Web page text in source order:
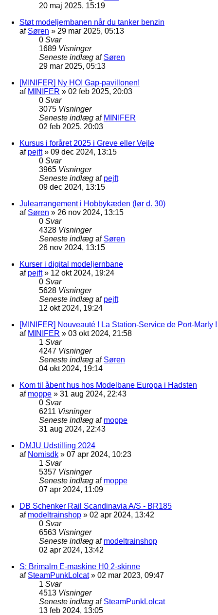
20 maj 2025, 15:19
Støt modeljernbanen når du tanker benzin
af Søren » 29 mar 2025, 05:13
0 Svar
1689 Visninger
Seneste indlæg af Søren
29 mar 2025, 05:13
[MINIFER] Ny HO! Gap-pavillonen!
af MINIFER » 02 feb 2025, 20:03
0 Svar
3075 Visninger
Seneste indlæg af MINIFER
02 feb 2025, 20:03
Kursus i foråret 2025 i Greve eller Vejle
af pejft» 09 dec 2024, 13:15
0 Svar
3965 Visninger
Seneste indlæg af pejft
09 dec 2024, 13:15
Julearrangement i Hobbykæden (lør d. 30)
af Søren » 26 nov 2024, 13:15
0 Svar
4328 Visninger
Seneste indlæg af Søren
26 nov 2024, 13:15
Kurser i digital modeljernbane
af pejft» 12 okt 2024, 19:24
0 Svar
5628 Visninger
Seneste indlæg af pejft
12 okt 2024, 19:24
[MINIFER] Nouveauté ! La Station-Service de Port-Marly !
af MINIFER » 03 okt 2024, 21:58
1 Svar
4247 Visninger
Seneste indlæg af Søren
04 okt 2024, 19:14
Kom til åbent hus hos Modelbane Europa i Hadsten
af moppe » 31 aug 2024, 22:43
0 Svar
6211 Visninger
Seneste indlæg af moppe
31 aug 2024, 22:43
DMJU Udstilling 2024
af Nomisdk » 07 apr 2024, 10:23
1 Svar
5357 Visninger
Seneste indlæg af moppe
07 apr 2024, 11:09
DB Schenker Rail Scandinavia A/S - BR185
af modeltrainshop » 02 apr 2024, 13:42
0 Svar
6563 Visninger
Seneste indlæg af modeltrainshop
02 apr 2024, 13:42
S: Brimalm E-maskine H0 2-skinne
af SteamPunkLolcat» 02 mar 2023, 09:47
1 Svar
4513 Visninger
Seneste indlæg af SteamPunkLolcat
13 feb 2024, 13:05